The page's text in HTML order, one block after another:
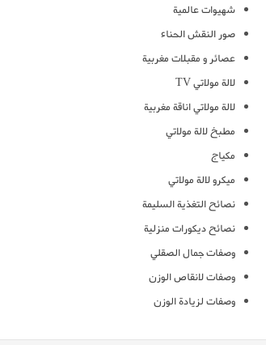
شهيوات عالمية
صور النقش الحناء
عصائر و مقبلات مغربية
لالة مولاتي TV
لالة مولاتي اناقة مغربية
مطبخ لالة مولاتي
مكياج
ميكرو لالة مولاتي
نصائح التغذية السليمة
نصائح ديكورات منزلية
وصفات جمال الصقلي
وصفات لانقاص الوزن
وصفات لزيادة الوزن